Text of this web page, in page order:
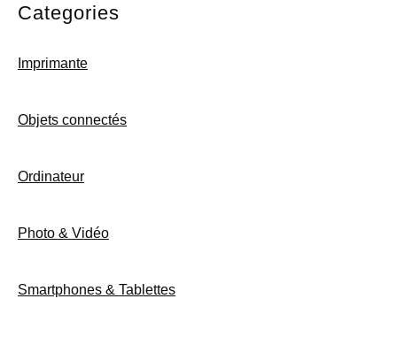
Categories
Imprimante
Objets connectés
Ordinateur
Photo & Vidéo
Smartphones & Tablettes